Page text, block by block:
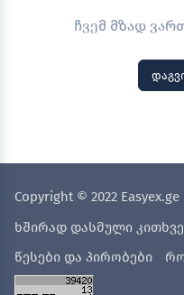
ჩვემ მზად
Copyright © 2022 Easyex.ge
ხშირად დასმული
წესები და პირობები